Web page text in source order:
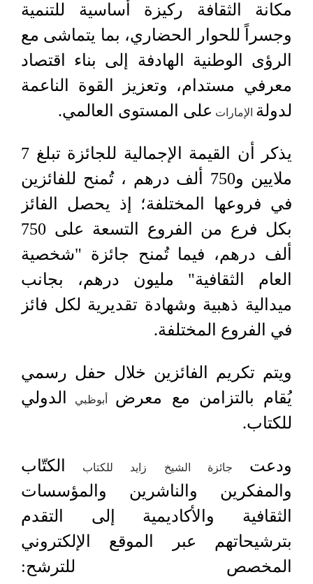
مكانة الثقافة ركيزة أساسية للتنمية
وجسراً للحوار الحضاري، بما يتماشى مع
الرؤى الوطنية الهادفة إلى بناء اقتصاد
معرفي مستدام، وتعزيز القوة الناعمة
لدولة الإمارات على المستوى العالمي.
يذكر أن القيمة الإجمالية للجائزة تبلغ 7
ملايين و750 ألف درهم ، تُمنح للفائزين
في فروعها المختلفة؛ إذ يحصل الفائز
بكل فرع من الفروع التسعة على 750
ألف درهم، فيما تُمنح جائزة "شخصية
العام الثقافية" مليون درهم، بجانب
ميدالية ذهبية وشهادة تقديرية لكل فائز
في الفروع المختلفة.
ويتم تكريم الفائزين خلال حفل رسمي
يُقام بالتزامن مع معرض أبوظبي
الدولي
للكتاب.
ودعت جائزة الشيخ زايد للكتاب
الكتّاب
والمفكرين والناشرين والمؤسسات
الثقافية والأكاديمية إلى التقدم
بترشيحاتهم عبر الموقع الإلكتروني
المخصص للترشح: